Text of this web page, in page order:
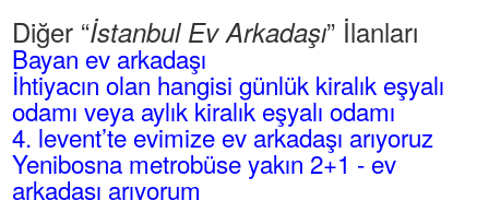
Diğer “İstanbul Ev Arkadaşı” İlanları
Bayan ev arkadaşı
İhtiyacın olan hangisi günlük kiralık eşyalı
odamı veya aylık kiralık eşyalı odamı
4. levent’te evimize ev arkadaşı arıyoruz
Yenibosna metrobüse yakın 2+1 - ev
arkadaşı arıyorum